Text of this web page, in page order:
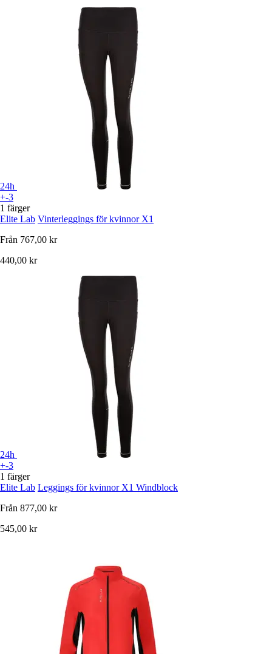
24h
+-3
1 färger
Elite Lab Vinterleggings för kvinnor X1
Från 767,00 kr
440,00 kr
24h
+-3
1 färger
Elite Lab Leggings för kvinnor X1 Windblock
Från 877,00 kr
545,00 kr